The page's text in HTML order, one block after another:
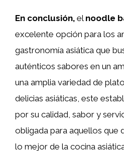
En conclusión, el noodle
excelente opción para los
gastronomía asiática que
auténticos sabores en un
una amplia variedad de
delicias asiáticas, este
por su calidad, sabor y
obligada para aquellos que
lo mejor de la cocina